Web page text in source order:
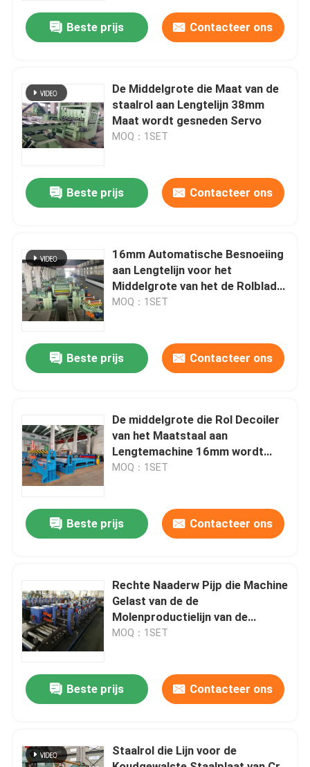
Huis
Ongeveer ons
Contacteer ons
Gevallen
Metaal dat Lijn scheurt
Precisie die Lijn scheurt
Beste prijs Contacteer ons
De Middelgrote die Maat van de
staalrol aan Lengtelijn 38mm
Maat wordt gesneden Servo
MOQ：1SET
Beste prijs Contacteer ons
16mm Automatische Besnoeiing
aan Lengtelijn voor het
Middelgrote van het de Rolblad
van het Maatstaal Servo de
MOQ：1SET
Beste prijs Contacteer ons
De middelgrote die Rol Decoiler
van het Maatstaal aan
Lengtemachine 16mm wordt
gesneden Servo
MOQ：1SET
Beste prijs Contacteer ons
Rechte Naaderw Pijp die Machine
Gelast van de de
Molenproductielijn van de
Staalpijp Hg 32 maken
MOQ：1SET
Beste prijs Contacteer ons
Staalrol die Lijn voor de